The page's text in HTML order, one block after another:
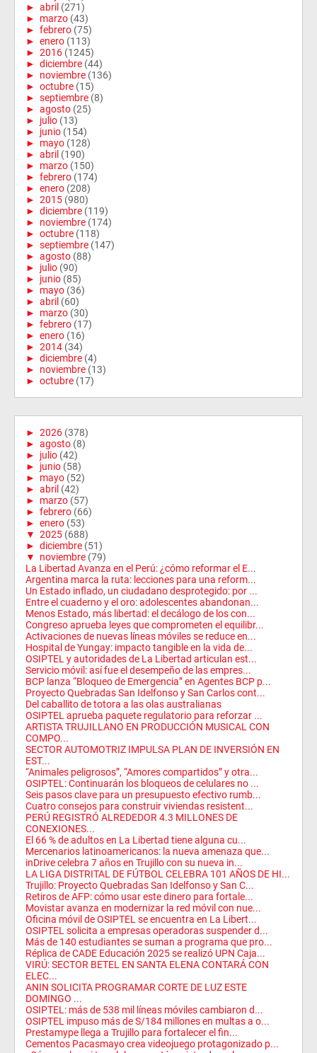
► abril (271)
► marzo (43)
► febrero (75)
► enero (113)
► 2016 (1245)
► diciembre (44)
► noviembre (136)
► octubre (15)
► septiembre (8)
► agosto (25)
► julio (13)
► junio (154)
► mayo (128)
► abril (190)
► marzo (150)
► febrero (174)
► enero (208)
► 2015 (980)
► diciembre (119)
► noviembre (174)
► octubre (118)
► septiembre (147)
► agosto (88)
► julio (90)
► junio (85)
► mayo (36)
► abril (60)
► marzo (30)
► febrero (17)
► enero (16)
► 2014 (34)
► diciembre (4)
► noviembre (13)
► octubre (17)
► 2026 (378)
► agosto (8)
► julio (42)
► junio (58)
► mayo (52)
► abril (42)
► marzo (57)
► febrero (66)
► enero (53)
▼ 2025 (688)
► diciembre (51)
▼
noviembre (79)
La Libertad Avanza en el Perú: ¿cómo reformar el E...
Argentina marca la ruta: lecciones para una reform...
Un Estado inflado, un ciudadano desprotegido: por ...
Entre el cuaderno y el oro: adolescentes abandonan...
Menos Estado, más libertad: el decálogo de los con...
Congreso aprueba leyes que comprometen el equilibr...
Activaciones de nuevas líneas móviles se reduce en...
Hospital de Yungay: impacto tangible en la vida de...
OSIPTEL y autoridades de La Libertad articulan est...
Servicio móvil: así fue el desempeño de las empres...
BCP lanza “Bloqueo de Emergencia” en Agentes BCP p...
Proyecto Quebradas San Idelfonso y San Carlos cont...
Del caballito de totora a las olas australianas
OSIPTEL aprueba paquete regulatorio para reforzar ...
ARTISTA TRUJILLANO EN PRODUCCIÓN MUSICAL CON
COMPO...
SECTOR AUTOMOTRIZ IMPULSA PLAN DE INVERSIÓN EN
EST...
“Animales peligrosos”, “Amores compartidos” y otra...
OSIPTEL: Continuarán los bloqueos de celulares no ...
Seis pasos clave para un presupuesto efectivo rumb...
Cuatro consejos para construir viviendas resistent...
PERÚ REGISTRÓ ALREDEDOR 4.3 MILLONES DE
CONEXIONES...
El 66 % de adultos en La Libertad tiene alguna cu...
Mercenarios latinoamericanos: la nueva amenaza que...
inDrive celebra 7 años en Trujillo con su nueva in...
LA LIGA DISTRITAL DE FÚTBOL CELEBRA 101 AÑOS DE HI...
Trujillo: Proyecto Quebradas San Idelfonso y San C...
Retiros de AFP: cómo usar este dinero para fortale...
Movistar avanza en modernizar la red móvil con nue...
Oficina móvil de OSIPTEL se encuentra en La Libert...
OSIPTEL solicita a empresas operadoras suspender d...
Más de 140 estudiantes se suman a programa que pro...
Réplica de CADE Educación 2025 se realizó UPN Caja...
VIRÚ: SECTOR BETEL EN SANTA ELENA CONTARÁ CON
ELEC...
ANIN SOLICITA PROGRAMAR CORTE DE LUZ ESTE
DOMINGO ...
OSIPTEL: más de 538 mil líneas móviles cambiaron d...
OSIPTEL impuso más de S/184 millones en multas a o...
Prestamype llega a Trujillo para fortalecer el fin...
Cementos Pacasmayo crea videojuego protagonizado p...